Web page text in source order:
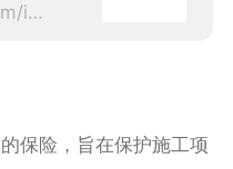
https://app.hxbaoxian.com/insurance?p=1&l=20&t=5&c=0&sourceType=web
保险，旨在保护施工项